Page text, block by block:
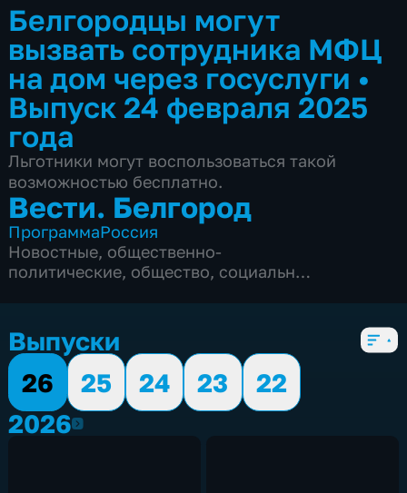
Белгородцы могут
вызвать сотрудника МФЦ
на дом через госуслуги •
Выпуск 24 февраля 2025
года
Льготники могут воспользоваться такой
возможностью бесплатно.
Вести. Белгород
ПрограммаРоссия
Новостные, общественно-
политические, общество, социально-
Выпуски
26
25 24 23
22
20262026